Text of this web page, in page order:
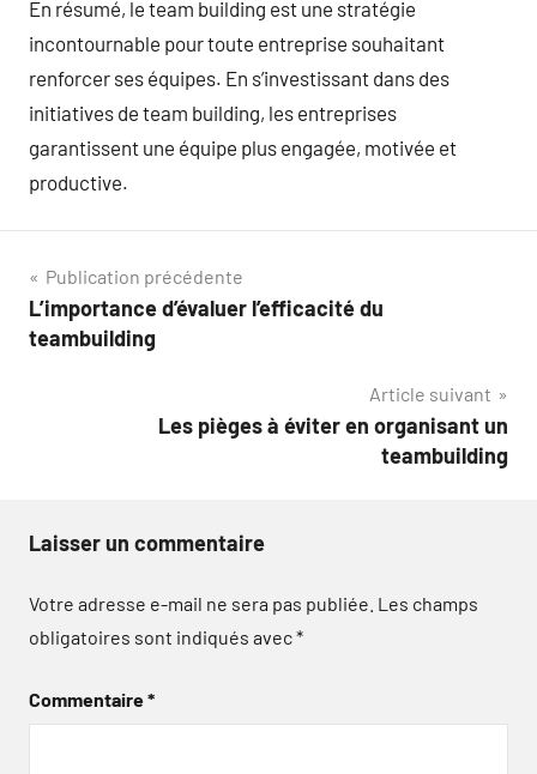
En résumé, le team building est une stratégie
incontournable pour toute entreprise souhaitant
renforcer ses équipes. En s’investissant dans des
initiatives de team building, les entreprises
garantissent une équipe plus engagée, motivée et
productive.
Navigation
de
Publication précédente
L’importance d’évaluer l’efficacité du
teambuilding
Article suivant
Les pièges à éviter en organisant un
teambuilding
Laisser un commentaire
Votre adresse e-mail ne sera pas publiée. Les champs
obligatoires sont indiqués avec*
Commentaire*